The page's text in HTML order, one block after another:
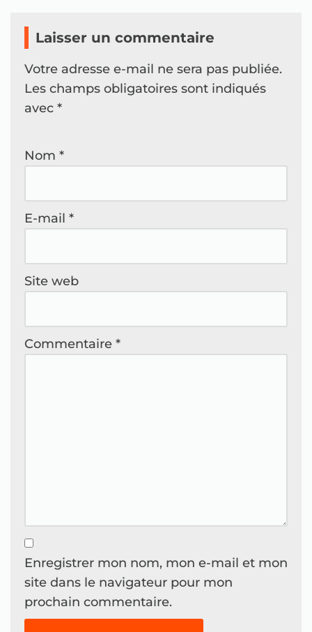
Laisser un commentaire
Votre adresse e-mail ne sera pas publiée.
Les champs obligatoires sont indiqués
avec *
Nom *
E-mail *
Site web
Commentaire *
Enregistrer mon nom, mon e-mail et mon
site dans le navigateur pour mon
prochain commentaire.